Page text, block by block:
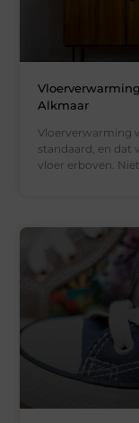
Alkmaar
Vloerverwarming
standaard, en dat
vloer erboven. Niet